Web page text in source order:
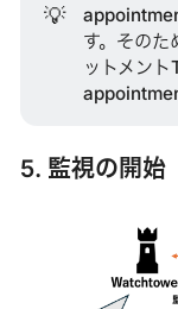
💡
す。そのた
ットメン
5. 監視の開始